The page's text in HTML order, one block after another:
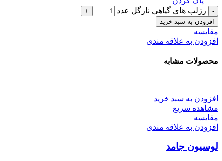
رژلب های گیاهی نازگل عدد
افزودن به سبد خرید
مقایسه
افزودن به علاقه مندی
محصولات مشابه
افزودن به سبد خرید
مشاهده سریع
مقایسه
افزودن به علاقه مندی
لوسیون جامد